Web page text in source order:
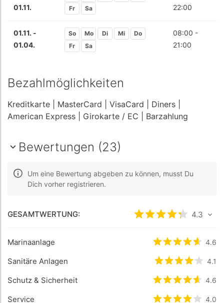
01.11.
Fr
Sa
22:00
01.11. -
01.04.
So Mo Di Mi
Do
Fr
Sa
08:00 -
21:00
Bezahlmöglichkeiten
Kreditkarte | MasterCard | VisaCard | Diners
American Express
| Girokarte / EC | Barzahlung
Bewertungen (23)
Um eine Bewertung abgeben zu können, musst Du
Dich vorher registrieren.
GESAMTWERTUNG: bewertet4.3/5
4.3
Marinaanlage bewertet4.6/
4.6
Sanitäre Anlagen bewertet4.1/
4.1
Schutz & Sicherheit bewertet4.6/
4.6
Service 4.0